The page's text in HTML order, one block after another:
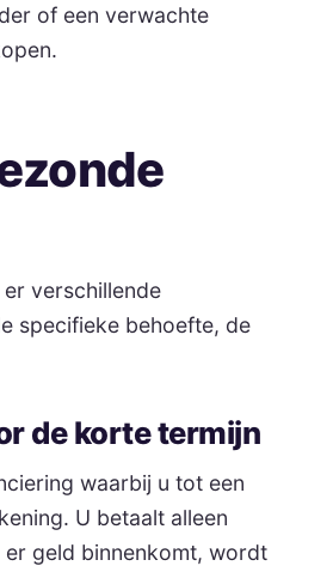
of een verwachte
verschillende
specifieke behoefte, de
de korte termijn
waarbij u tot een
U betaalt alleen
geld binnenkomt, wordt